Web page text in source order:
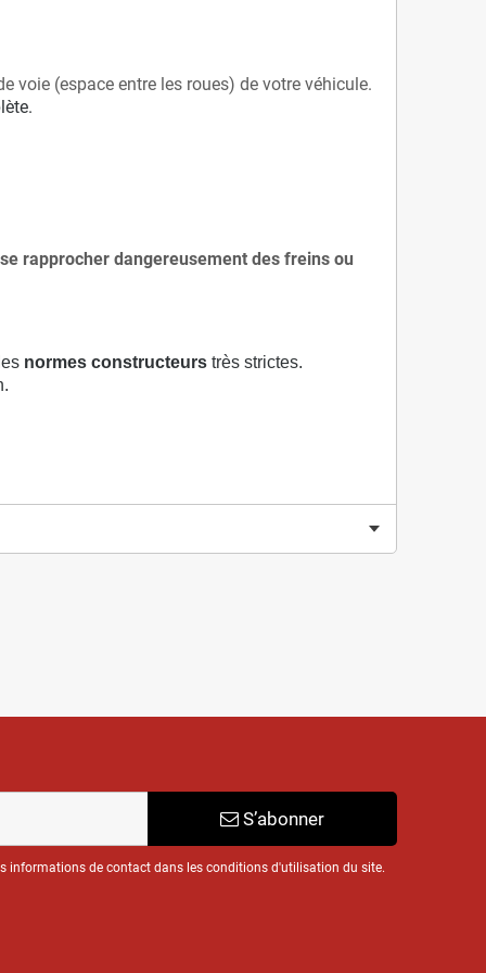
voie (espace entre les roues) de votre véhicule.
rapprocher dangereusement des freins ou
normes constructeurs très strictes.
S’abonner
informations de contact dans les conditions d'utilisation du site.